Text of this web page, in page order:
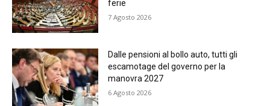
ferie
7 Agosto 2026
Dalle pensioni al bollo auto, tutti gli
escamotage del governo per la
manovra 2027
6 Agosto 2026